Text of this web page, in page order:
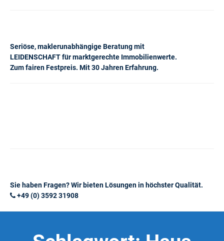
Seriöse, maklerunabhängige Beratung mit
LEIDENSCHAFT für marktgerechte Immobilienwerte.
Zum fairen Festpreis. Mit 30 Jahren Erfahrung.
Sie haben Fragen? Wir bieten Lösungen in höchster Qualität.
+49 (0) 3592 31908